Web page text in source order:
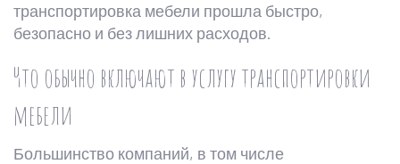
транспортировка мебели прошла быстро,
безопасно и без лишних расходов.
Что обычно включают в услугу транспортировки
мебели
Большинство компаний, в том числе